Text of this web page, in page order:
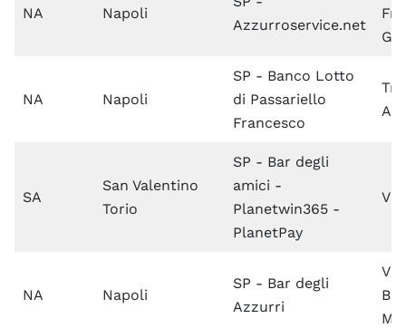
NA Napoli
Azzurroservice.net
NA Napoli
SP - Banco Lotto
di Passariello
Francesco
SA
San Valentino
Torio
SP - Bar degli
amici -
Planetwin365 -
PlanetPay
NA Napoli
SP - Bar degli
Azzurri